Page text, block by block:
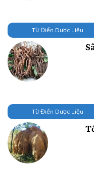
Từ Điển Dược Liệu
Từ Điển Dược Liệu